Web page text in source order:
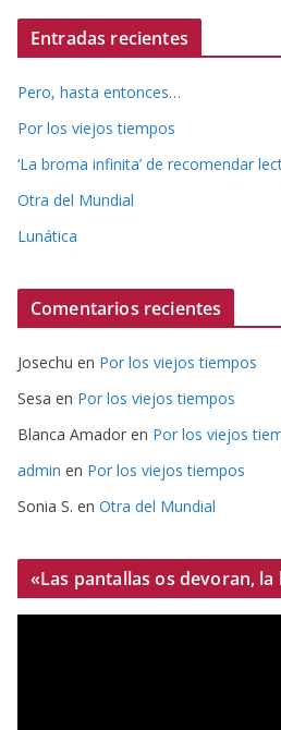
Entradas recientes
Pero, hasta entonces…
Por los viejos tiempos
‘La broma infinita’ de recomendar
Otra del Mundial
Lunática
Comentarios recientes
Josechu en Por los viejos tiempos
Sesa en Por los viejos tiempos
Blanca Amador en Por los viejos
admin en Por los viejos tiempos
Sonia S. en Otra del Mundial
«Las pantallas os devoran,